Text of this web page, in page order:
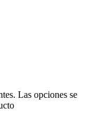
Las opciones se